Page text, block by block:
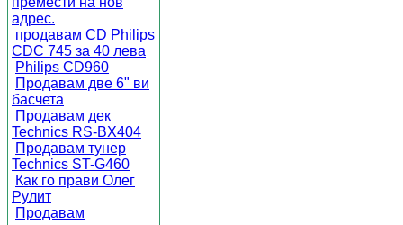
адрес.
продавам CD Philips
CDC 745 за 40 лева
Philips CD960
Продавам две 6" ви
басчета
Продавам дек
Technics RS-BX404
Продавам тунер
Technics ST-G460
Как го прави Олег
Рулит
Продавам